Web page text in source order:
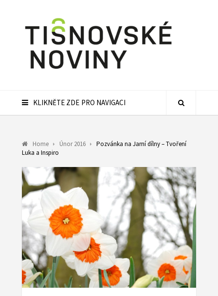
KLIKNĚTE ZDE PRO NAVIGACI
Home Únor 2016
Pozvánka na Jarní dílny – Tvoření
Luka a Inspiro